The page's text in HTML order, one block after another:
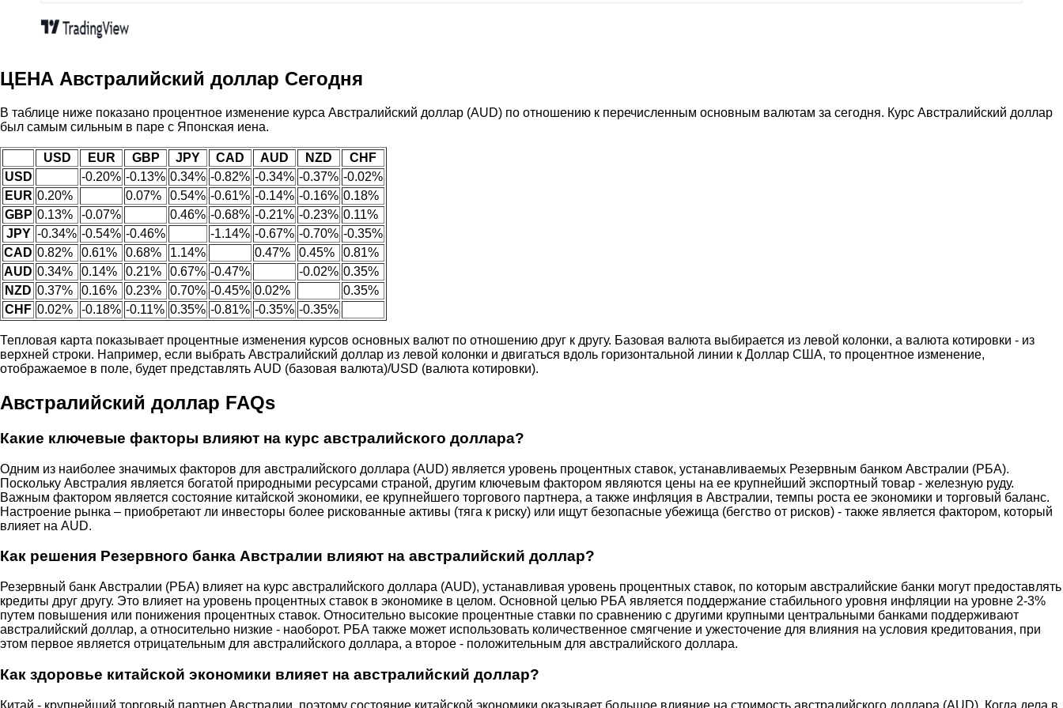
ЦЕНА Австралийский доллар Сегодня
В таблице ниже показано процентное изменение курса Австралийский доллар (AUD) по отношению к перечисленным основным валютам за сегодня. Курс Австралийский доллар
был самым сильным в паре с Японская иена.
USD EUR GBP JPY CAD AUD NZD
CHF
USD
-0.20% -0.13% 0.34% -0.82% -0.34% -0.37% -0.02%
EUR 0.20% 0.07% 0.54% -0.61% -0.14% -0.16% 0.18%
GBP 0.13% -0.07% 0.46% -0.68% -0.21% -0.23% 0.11%
JPY -0.34% -0.54% -0.46% -1.14% -0.67% -0.70% -0.35%
CAD 0.82% 0.61% 0.68% 1.14% 0.47% 0.45%
0.81%
AUD 0.34% 0.14% 0.21% 0.67% -0.47% -0.02% 0.35%
NZD 0.37% 0.16% 0.23% 0.70% -0.45% 0.02%
0.35%
CHF 0.02% -0.18% -0.11% 0.35% -0.81% -0.35% -0.35%
Тепловая карта показывает процентные изменения курсов основных валют по отношению друг к другу. Базовая валюта выбирается из левой колонки, а валюта котировки - из
верхней строки. Например, если выбрать Австралийский доллар из левой колонки и двигаться вдоль горизонтальной линии к Доллар США, то процентное изменение,
отображаемое в поле, будет представлять AUD (базовая валюта)/USD (валюта котировки).
Австралийский доллар FAQs
Какие ключевые факторы влияют на курс австралийского доллара?
Одним из наиболее значимых факторов для австралийского доллара (AUD) является уровень процентных ставок, устанавливаемых Резервным банком Австралии (РБА).
Поскольку Австралия является богатой природными ресурсами страной, другим ключевым фактором являются цены на ее крупнейший экспортный товар - железную руду.
Важным фактором является состояние китайской экономики, ее крупнейшего торгового партнера, а также инфляция в Австралии, темпы роста ее экономики и торговый баланс.
Настроение рынка – приобретают ли инвесторы более рискованные активы (тяга к риску) или ищут безопасные убежища (бегство от рисков) - также является фактором, который
влияет на AUD.
Как решения Резервного банка Австралии влияют на австралийский доллар?
Резервный банк Австралии (РБА) влияет на курс австралийского доллара (AUD), устанавливая уровень процентных ставок, по которым австралийские банки могут предоставлять
кредиты друг другу. Это влияет на уровень процентных ставок в экономике в целом. Основной целью РБА является поддержание стабильного уровня инфляции на уровне 2-3%
путем повышения или понижения процентных ставок. Относительно высокие процентные ставки по сравнению с другими крупными центральными банками поддерживают
австралийский доллар, а относительно низкие - наоборот. РБА также может использовать количественное смягчение и ужесточение для влияния на условия кредитования, при
этом первое является отрицательным для австралийского доллара, а второе - положительным для австралийского доллара.
Как здоровье китайской экономики влияет на австралийский доллар?
Китай - крупнейший торговый партнер Австралии, поэтому состояние китайской экономики оказывает большое влияние на стоимость австралийского доллара (AUD). Когда дела в